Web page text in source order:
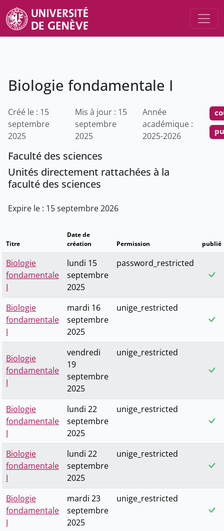
Biologie fondamentale I
Créé le : 15
septembre
2025
Mis à jour : 15
septembre
2025
Année
académique :
2025-2026
Faculté des sciences
Unités directement rattachées à la
faculté des sciences
Expire le : 15 septembre 2026
Titre
Date de
création
Permission publié
Biologie
fondamentale
I
lundi 15
septembre
2025
password_restricted
Biologie
fondamentale
I
mardi 16
septembre
2025
unige_restricted
Biologie
fondamentale
I
vendredi
19
septembre
2025
unige_restricted
Biologie
fondamentale
I
lundi 22
septembre
2025
unige_restricted
Biologie
fondamentale
I
lundi 22
septembre
2025
unige_restricted
Biologie
fondamentale
I
mardi 23
septembre
2025
unige_restricted